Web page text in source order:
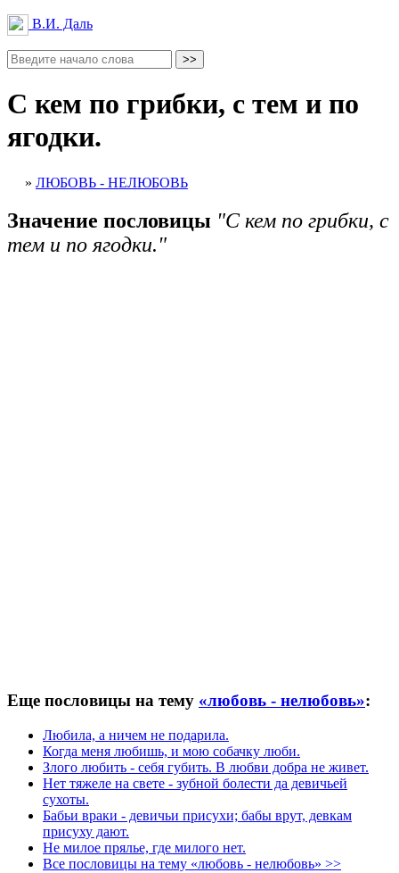
В.И. Даль
С кем по грибки, с тем и по
ягодки.
» ЛЮБОВЬ - НЕЛЮБОВЬ
Значение пословицы "С кем по грибки, с
тем и по ягодки."
Еще пословицы на тему «любовь - нелюбовь»:
Любила, а ничем не подарила.
Когда меня любишь, и мою собачку люби.
Злого любить - себя губить. В любви добра не живет.
Нет тяжеле на свете - зубной болести да девичьей
сухоты.
Бабьи враки - девичьи присухи; бабы врут, девкам
присуху дают.
Не милое прялье, где милого нет.
Все пословицы на тему «любовь - нелюбовь» >>